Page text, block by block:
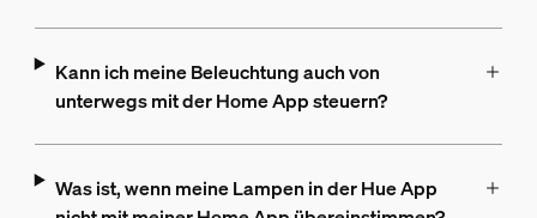
Kann ich meine Beleuchtung auch von
unterwegs mit der Home App steuern?
Was ist, wenn meine Lampen in der Hue App